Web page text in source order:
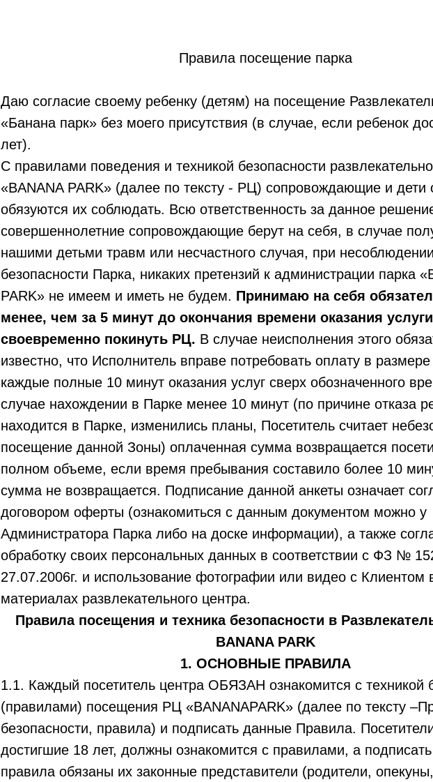
Правила посещение парка
Даю согласие своему ребенку (детям) на посещение
«Банана парк» без моего присутствия (в случае, если ребенок
лет).
С правилами поведения и техникой безопасности
«BANANA PARK» (далее по тексту - РЦ) сопровождающие и дети
обязуются их соблюдать. Всю ответственность за данное
совершеннолетние сопровождающие берут на себя, в случае
нашими детьми травм или несчастного случая, при
безопасности Парка, никаких претензий к администрации парка
PARK» не имеем и иметь не будем. Принимаю на себя
менее, чем за 5 минут до окончания времени оказания
своевременно покинуть РЦ. В случае неисполнения этого
известно, что Исполнитель вправе потребовать оплату в
каждые полные 10 минут оказания услуг сверх обозначенного
случае нахождении в Парке менее 10 минут (по причине отказа
находится в Парке, изменились планы, Посетитель считает
посещение данной Зоны) оплаченная сумма возвращается
полном объеме, если время пребывания составило более 10
сумма не возвращается. Подписание данной анкеты означает
договором оферты (ознакомиться с данным документом можно у
Администратора Парка либо на доске информации), а также
обработку своих персональных данных в соответствии с ФЗ №
27.07.2006г. и использование фотографии или видео с Клиентом
материалах развлекательного центра.
Правила посещения и техника безопасности в
BANANA PARK
1. ОСНОВНЫЕ ПРАВИЛА
1.1. Каждый посетитель центра ОБЯЗАН ознакомится с техникой
(правилами) посещения РЦ «BANANAPARK» (далее по тексту
безопасности, правила) и подписать данные Правила.
достигшие 18 лет, должны ознакомится с правилами, а
правила обязаны их законные представители (родители,